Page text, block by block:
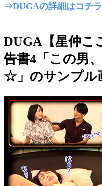
⇒DUGAの詳細はコチラ
DUGA【星仲こ
告書4「この男
☆」のサンプル